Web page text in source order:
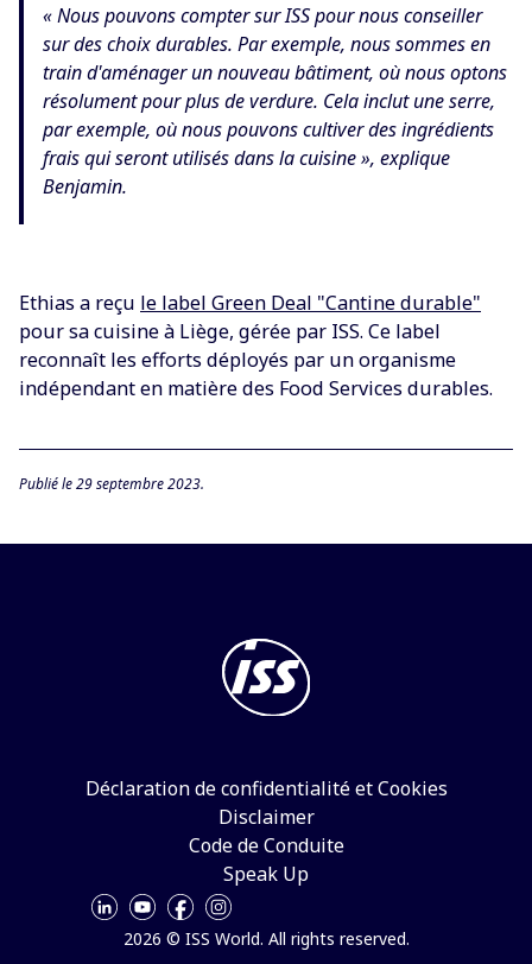
« Nous pouvons compter sur ISS pour nous conseiller
sur des choix durables. Par exemple, nous sommes en
train d'aménager un nouveau bâtiment, où nous optons
résolument pour plus de verdure. Cela inclut une serre,
par exemple, où nous pouvons cultiver des ingrédients
frais qui seront utilisés dans la cuisine », explique
Benjamin.
Ethias a reçu le label Green Deal "Cantine durable"
pour sa cuisine à Liège, gérée par ISS. Ce label
reconnaît les efforts déployés par un organisme
indépendant en matière des Food Services durables.
Publié le 29 septembre 2023.
2026 © ISS World. All rights reserved.
Déclaration de confidentialité et Cookies
Disclaimer
Code de Conduite
Speak Up